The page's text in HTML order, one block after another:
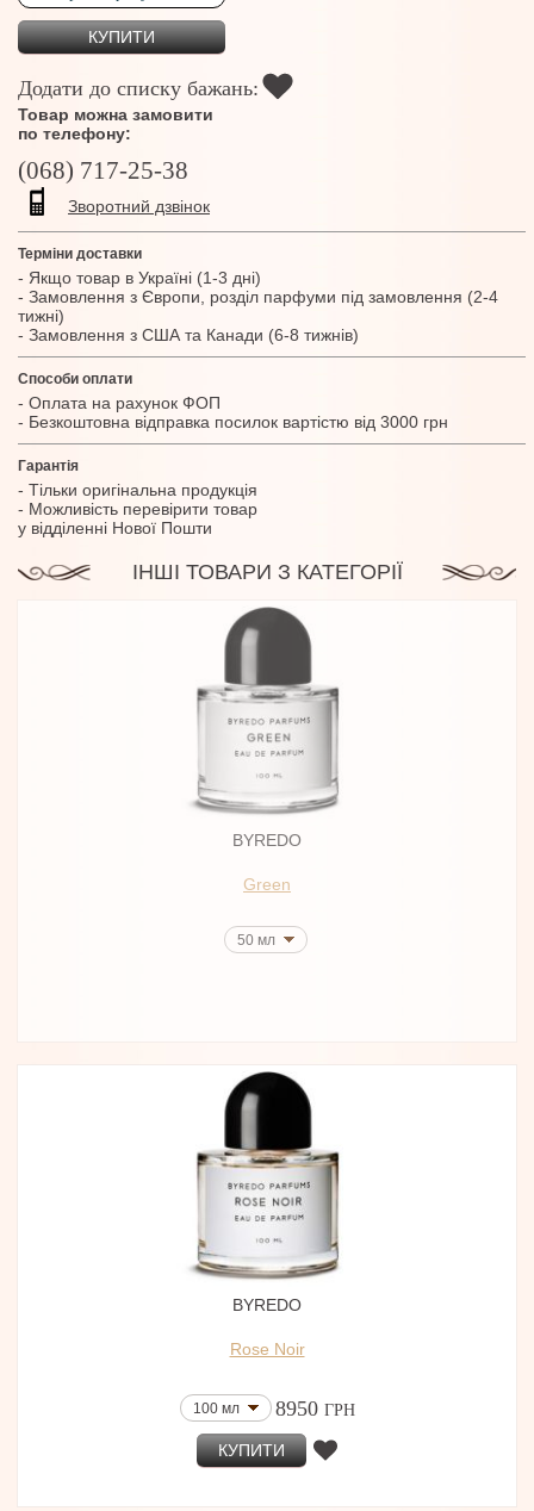
Додати до списку бажань:
Товар можна замовити
по телефону:
(068) 717-25-38
Зворотний дзвінок
Терміни доставки
- Якщо товар в Україні (1-3 дні)
- Замовлення з Європи, розділ парфуми під замовлення (2-4
тижні)
- Замовлення з США та Канади (6-8 тижнів)
Способи оплати
- Оплата на рахунок ФОП
- Безкоштовна відправка посилок вартістю від 3000 грн
Гарантія
- Тільки оригінальна продукція
- Можливість перевірити товар
у відділенні Нової Пошти
ІНШІ ТОВАРИ З КАТЕГОРІЇ
BYREDO
Green
50 мл
BYREDO
Rose Noir
100 мл 8950 ГРН
КУПИТИ